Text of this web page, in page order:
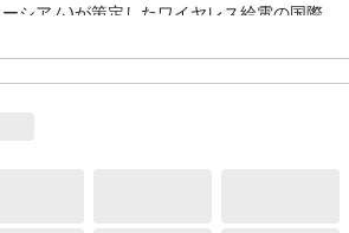
ーシアム)が策定したワイヤレス給電の国際